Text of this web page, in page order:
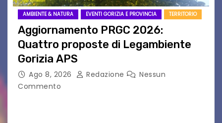
AMBIENTE & NATURA EVENTI GORIZIA E PROVINCIA TERRITORIO
Aggiornamento PRGC 2026:
Quattro proposte di Legambiente
Gorizia APS
Ago 8, 2026 Redazione
Nessun
Commento